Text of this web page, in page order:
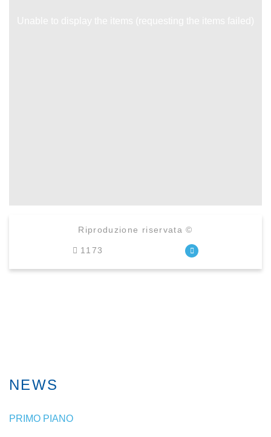
Riproduzione riservata ©
1173
NEWS
PRIMO PIANO